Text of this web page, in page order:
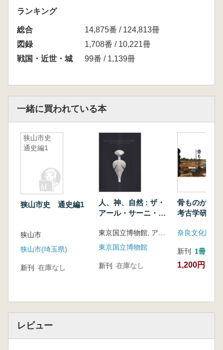
ランキング
総合
14,875番 / 124,813冊
図録
1,708番 / 10,221冊
戦国・近世・城
99番 / 1,139冊
一緒に買われている本
狭山市史
通史編1
狭山市史 通史編1
狭山市
狭山市(埼玉県)
新刊 在庫なし
人、神、自然 : ザ・
アール・サーニ・コ
語る古代世界
東京国立博物館, アール・サーニ・コレクション編
東京国立博物館
新刊 在庫なし
骨ものがた
考古学研究
新刊 1冊
1,200円
レビュー